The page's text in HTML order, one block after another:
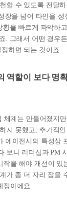
할 수 있도록 전달하
장을 넘어 타인을 성
황을 빠르게 파악하고
. 그래서 어떤 경우든
하면 되는 것이죠.
역할이 보다 명
체계는 만들어졌지만
지 못했고, 추가적인
에이전시의 특성상
보니 리더십과 PM
작을 해야 개선이 있
가 좀 더 자리 잡을
정이에요.